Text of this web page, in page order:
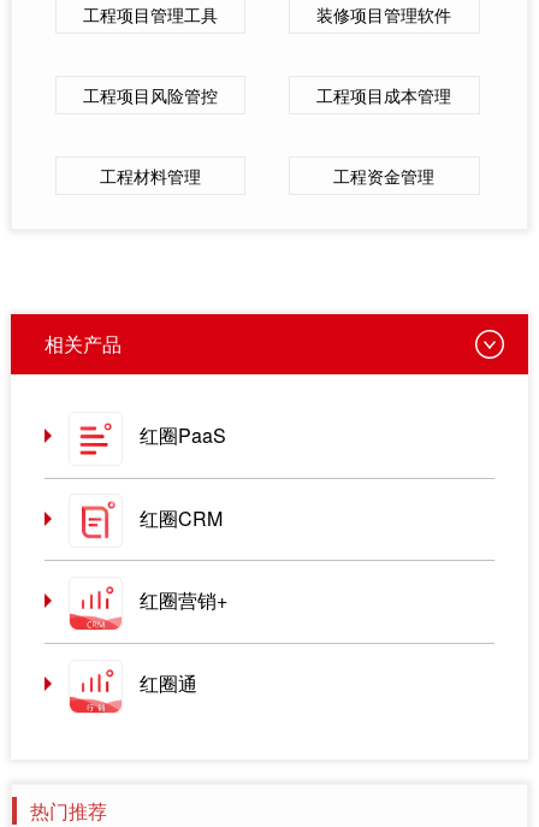
工程项目管理工具 装修项目管理软件
工程项目风险管控 工程项目成本管理
工程材料管理 工程资金管理
相关产品
红圈PaaS
红圈CRM
红圈营销+
红圈通
热门推荐